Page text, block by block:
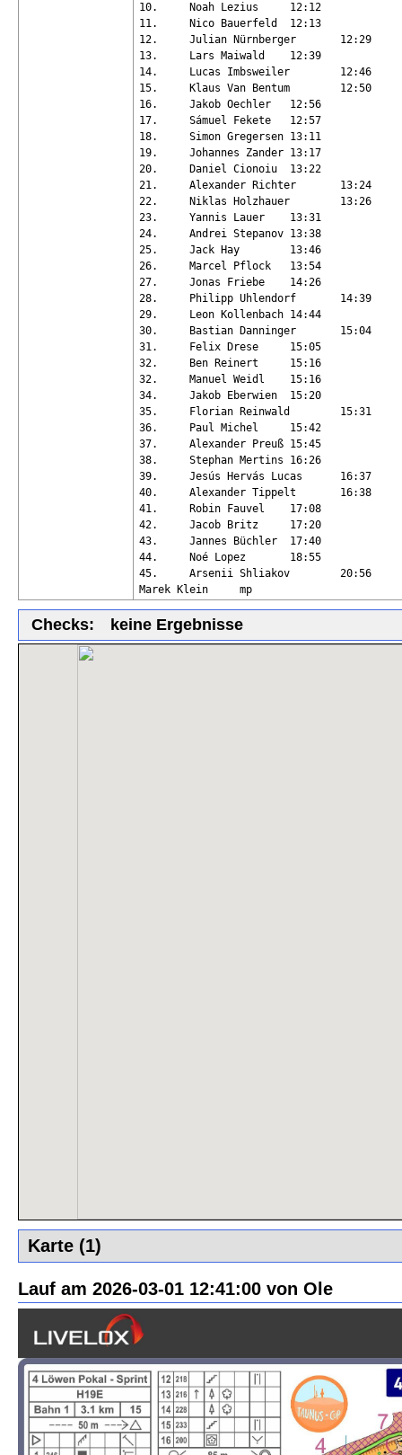
10.	Noah Lezius	12:12
11.	Nico Bauerfeld	12:13
12.	Julian Nürnberger	12:29
13.	Lars Maiwald	12:39
14.	Lucas Imbsweiler	12:46
15.	Klaus Van Bentum	12:50
16.	Jakob Oechler	12:56
17.	Sámuel Fekete	12:57
18.	Simon Gregersen	13:11
19.	Johannes Zander	13:17
20.	Daniel Cionoiu	13:22
21.	Alexander Richter	13:24
22.	Niklas Holzhauer	13:26
23.	Yannis Lauer	13:31
24.	Andrei Stepanov	13:38
25.	Jack Hay	13:46
26.	Marcel Pflock	13:54
27.	Jonas Friebe	14:26
28.	Philipp Uhlendorf	14:39
29.	Leon Kollenbach	14:44
30.	Bastian Danninger	15:04
31.	Felix Drese	15:05
32.	Ben Reinert	15:16
32.	Manuel Weidl	15:16
34.	Jakob Eberwien	15:20
35.	Florian Reinwald	15:31
36.	Paul Michel	15:42
37.	Alexander Preuß	15:45
38.	Stephan Mertins	16:26
39.	Jesús Hervás Lucas	16:37
40.	Alexander Tippelt	16:38
41.	Robin Fauvel	17:08
42.	Jacob Britz	17:20
43.	Jannes Büchler	17:40
44.	Noé Lopez	18:55
45.	Arsenii Shliakov	20:56
Checks: keine Ergebnisse
Karte (1)
Lauf am 2026-03-01 12:41:00 von Ole